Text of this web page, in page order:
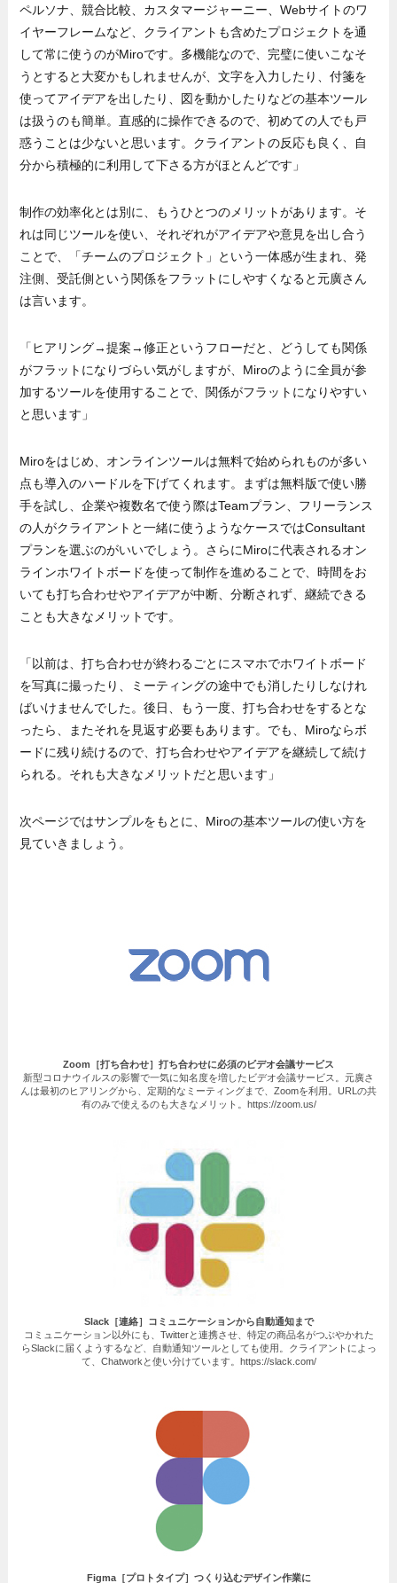
ペルソナ、競合比較、カスタマージャーニー、Webサイトのワ
イヤーフレームなど、クライアントも含めたプロジェクトを通
して常に使うのがMiroです。多機能なので、完璧に使いこなそ
うとすると大変かもしれませんが、文字を入力したり、付箋を
使ってアイデアを出したり、図を動かしたりなどの基本ツール
は扱うのも簡単。直感的に操作できるので、初めての人でも戸
惑うことは少ないと思います。クライアントの反応も良く、自
分から積極的に利用して下さる方がほとんどです」
制作の効率化とは別に、もうひとつのメリットがあります。そ
れは同じツールを使い、それぞれがアイデアや意見を出し合う
ことで、「チームのプロジェクト」という一体感が生まれ、発
注側、受託側という関係をフラットにしやすくなると元廣さん
は言います。
「ヒアリング→提案→修正というフローだと、どうしても関係
がフラットになりづらい気がしますが、Miroのように全員が参
加するツールを使用することで、関係がフラットになりやすい
と思います」
Miroをはじめ、オンラインツールは無料で始められものが多い
点も導入のハードルを下げてくれます。まずは無料版で使い勝
手を試し、企業や複数名で使う際はTeamプラン、フリーランス
の人がクライアントと一緒に使うようなケースではConsultant
プランを選ぶのがいいでしょう。さらにMiroに代表されるオン
ラインホワイトボードを使って制作を進めることで、時間をお
いても打ち合わせやアイデアが中断、分断されず、継続できる
ことも大きなメリットです。
「以前は、打ち合わせが終わるごとにスマホでホワイトボード
を写真に撮ったり、ミーティングの途中でも消したりしなけれ
ばいけませんでした。後日、もう一度、打ち合わせをするとな
ったら、またそれを見返す必要もあります。でも、Miroならボ
ードに残り続けるので、打ち合わせやアイデアを継続して続け
られる。それも大きなメリットだと思います」
次ページではサンプルをもとに、Miroの基本ツールの使い方を
見ていきましょう。
Zoom ［打ち合わせ］打ち合わせに必須のビデオ会議サービス
新型コロナウイルスの影響で一気に知名度を増したビデオ会議サービス。元廣さ
んは最初のヒアリングから、定期的なミーティングまで、Zoomを利用。URLの共
有のみで使えるのも大きなメリット。https://zoom.us/
Slack［連絡］コミュニケーションから自動通知まで
コミュニケーション以外にも、Twitterと連携させ、特定の商品名がつぶやかれた
らSlackに届くようするなど、自動通知ツールとしても使用。クライアントによっ
て、Chatworkと使い分けています。https://slack.com/
Figma［プロトタイプ］つくり込むデザイン作業に